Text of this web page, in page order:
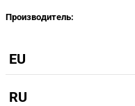
Производитель:
EU
RU